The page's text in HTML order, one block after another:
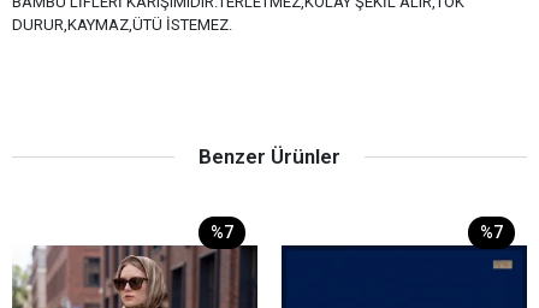
DURUR,KAYMAZ,ÜTÜ İSTEMEZ.
Benzer Ürünler
%7 %7